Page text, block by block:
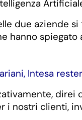
due aziende
hanno spiegato
Intesa
direi
i nostri clienti,